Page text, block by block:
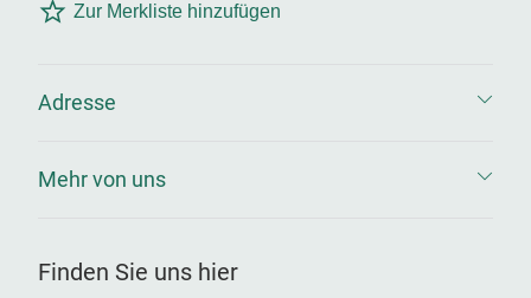
Zur Merkliste hinzufügen
Adresse
Mehr von uns
Finden Sie uns hier